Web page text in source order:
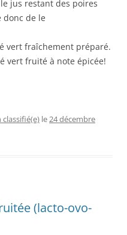
jus restant des poires
donc de le
vert fraîchement préparé.
vert fruité à note épicée!
classifié(e) le24 décembre
(lacto-ovo-